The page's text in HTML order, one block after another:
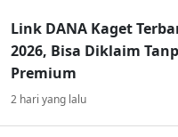
Link DANA Kaget
2026, Bisa Diklaim
Premium
2 hari yang lalu